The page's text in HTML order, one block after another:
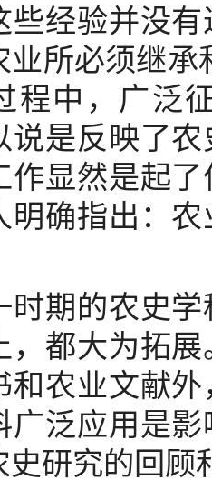
些经验并没
业所必须继承
程中，广泛
说是反映了
作显然是起
明确指出：
的农史学
，都大为拓
和农业文献
广泛应用是
史研究的回顾